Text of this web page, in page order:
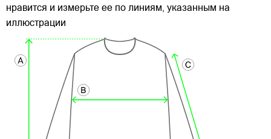
нравится и измерьте ее по линиям, указанным на
иллюстрации